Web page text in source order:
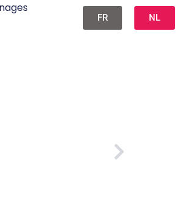
FR NL